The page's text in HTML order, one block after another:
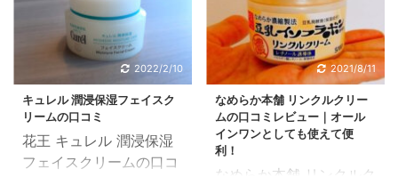
が乾燥しお肌の表面がザ
ラザラしていることに気
づきました。 冬になる
と、夏場に比べてお肌が
敏感になり、特にUゾー
ンの乾燥が気になるので
すが、この時はいつにも
増して頬の乾燥が目立っ
ウ・シアバター・アロエ
ベラなどの植物由来成分
が肌を健やかに保ってく
れます。 アンブリオリス
モイスチャークリームの
口コミレビューを紹介し
ます。 35歳の主婦で
す。肌質は混合肌です。
2022/2/10
キュレル 潤浸保湿フェイスク
リームの口コミ
花王 キュレル 潤浸保湿
フェイスクリームの口コ
2021/8/11
なめらか本舗 リンクルクリー
ムの口コミレビュー｜オール
インワンとしても使えて便
利！
なめらか本舗 リンクルク